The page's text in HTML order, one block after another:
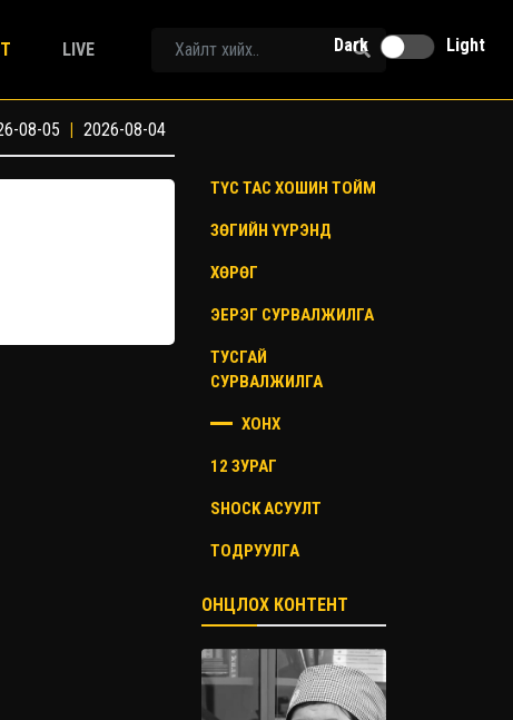
LIVE Dark Light
08-05 | 2026-08-04
ТҮС ТАС ХОШИН ТОЙМ
ЗӨГИЙН ҮҮРЭНД
ХӨРӨГ
ЭЕРЭГ СУРВАЛЖИЛГА
ТУСГАЙ
СУРВАЛЖИЛГА
ХОНХ
12 ЗУРАГ
SHOCK АСУУЛТ
ТОДРУУЛГА
ОНЦЛОХ КОНТЕНТ